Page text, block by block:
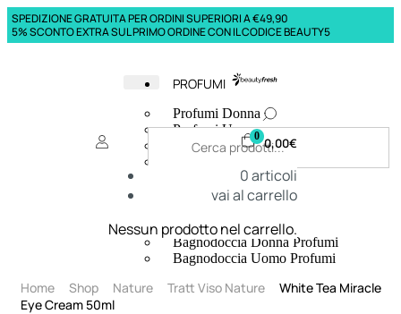
SPEDIZIONE GRATUITA PER ORDINI SUPERIORI A €49,90
5% SCONTO EXTRA SUL PRIMO ORDINE CON IL CODICE BEAUTY5
PROFUMI
Profumi Donna
Profumi Uomo
Deodoranti Donna
Corpo Donna
Corpo Uomo
Creme Mani
Bagnodoccia Donna Profumi
Bagnodoccia Uomo Profumi
0 0,00€
0articoli
vai al carrello
Nessun prodotto nel carrello.
Home Shop Nature Tratt Viso Nature
White Tea Miracle
Eye Cream 50ml